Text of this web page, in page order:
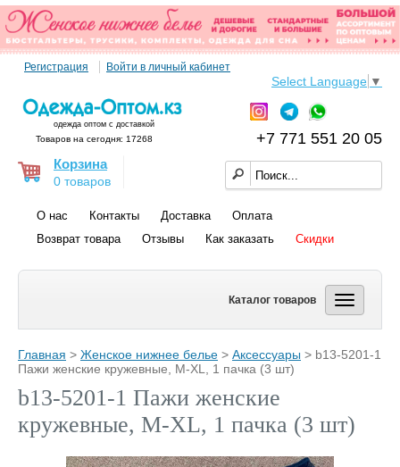
Регистрация Войти в личный кабинет
Select Language ▼
одежда оптом с доставкой
+7 771 551 20 05
Товаров на сегодня: 17268
Корзина
0 товаров
О нас Контакты Доставка
Оплата
Возврат товара
Отзывы Как заказать Скидки
Каталог товаров
Главная > Женское нижнее белье > Аксессуары > b13-5201-1
Пажи женские кружевные, M-XL, 1 пачка (3 шт)
b13-5201-1 Пажи женские
кружевные, M-XL, 1 пачка (3 шт)